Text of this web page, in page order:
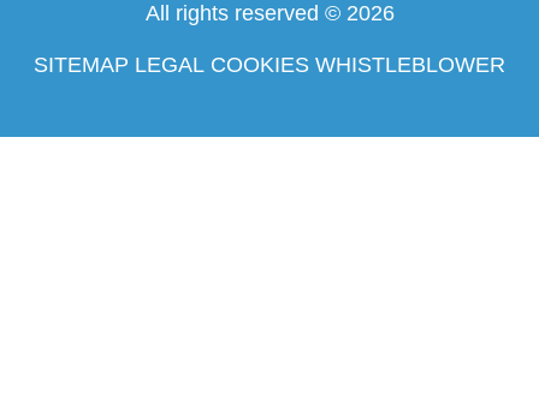
All rights reserved © 2026
SITEMAP LEGAL COOKIES WHISTLEBLOWER